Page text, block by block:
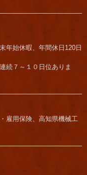
年始休暇、年間休日120日
続７～１０日位ありま
雇用保険、高知県機械工